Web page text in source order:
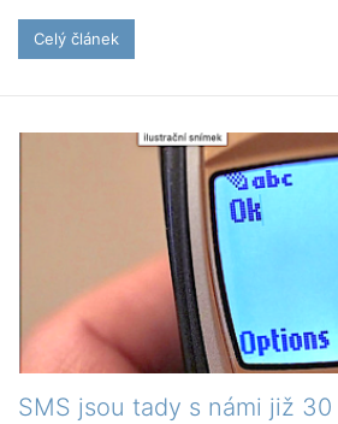
Celý článek
SMS jsou tady s námi již